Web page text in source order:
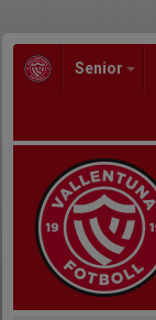
Senior